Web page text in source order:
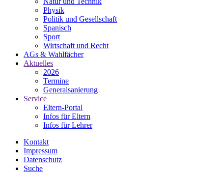
Physik
Politik und Gesellschaft
Spanisch
Sport
Wirtschaft und Recht
AGs & Wahlfächer
Aktuelles
2026
Termine
Generalsanierung
Service
Eltern-Portal
Infos für Eltern
Infos für Lehrer
Kontakt
Impressum
Datenschutz
Suche